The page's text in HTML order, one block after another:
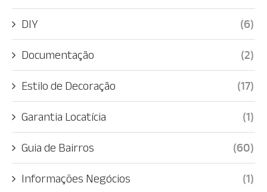
DIY (6)
Documentação (2)
Estilo de Decoração (17)
Garantia Locatícia (1)
Guia de Bairros (60)
Informações Negócios (1)